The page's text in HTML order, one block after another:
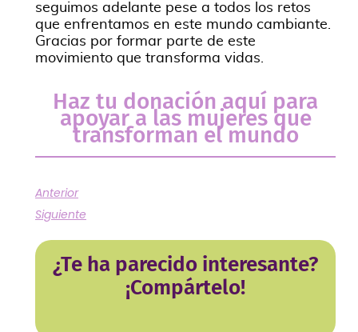
seguimos adelante pese a todos los retos
que enfrentamos en este mundo cambiante.
Gracias por formar parte de este
movimiento que transforma vidas.
Haz tu donación aquí para
apoyar a las mujeres que
transforman el mundo
Anterior
Siguiente
¿Te ha parecido interesante?
¡Compártelo!